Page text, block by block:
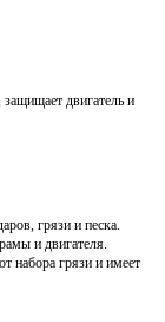
двигатель и
грязи и песка.
и двигателя.
набора грязи и имеет